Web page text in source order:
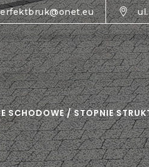
SCHODOWE/ STOPNIE